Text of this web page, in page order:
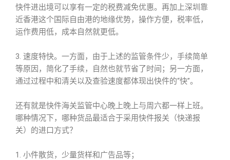
快件进出境可以享有一定的税费减免优惠。再加上深圳靠
近香港这个国际自由港的地缘优势，操作方便，税率低，
运作费用低，成本自然就更低。
3. 速度特快。一方面，由于上述的监管条件少，手续简单
等原因，简化了手续，自然也就节省了时间；另一方面，
通过过程中和清关以及查验速度都体现出快件的“快”。
还有就是快件海关监管中心晚上晚上与周六都一样上班。
哪种情况下，哪种货品最适合于采用快件报关（快递报
关）的进口方式？
1. 小件散货，少量货样和广告品等；